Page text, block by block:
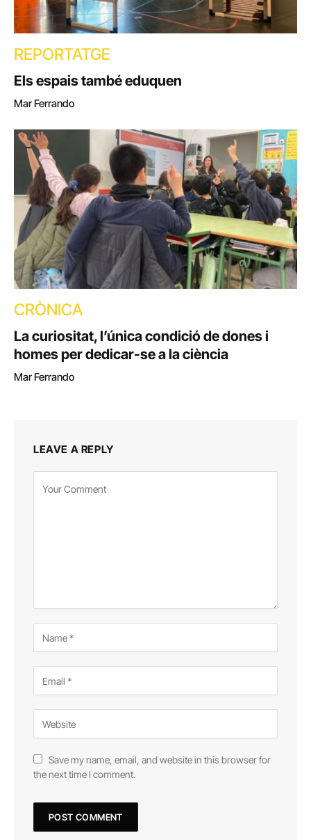
REPORTATGE
Els espais també eduquen
Mar Ferrando
CRÒNICA
La curiositat, l’única condició de dones i
homes per dedicar-se a la ciència
Mar Ferrando
LEAVE A REPLY
Save my name, email, and website in this browser for
the next time I comment.